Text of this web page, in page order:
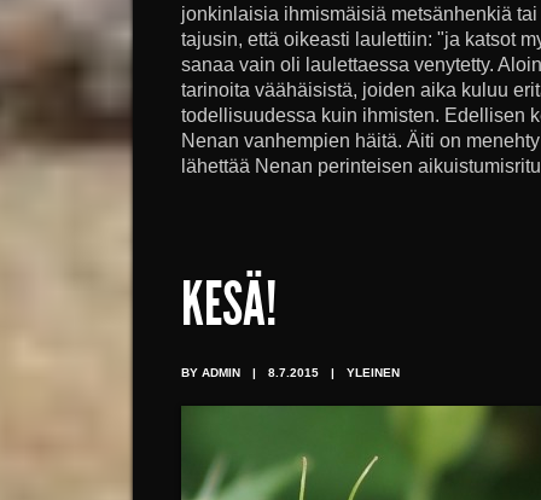
jonkinlaisia ihmismäisiä metsänhenkiä
tajusin, että oikeasti laulettiin: "ja katsot
sanaa vain oli laulettaessa venytetty.
tarinoita väähäisistä, joiden aika kuluu
todellisuudessa kuin ihmisten. Edellisen
Nenan vanhempien häitä. Äiti on
lähettää Nenan perinteisen
KESÄ!
BY ADMIN | 8.7.2015 | YLEINEN